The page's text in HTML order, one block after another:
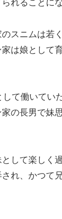
れることにな
スニムは若
は娘として
て働いてい
の長男で妹
して楽しく
れ、かつて